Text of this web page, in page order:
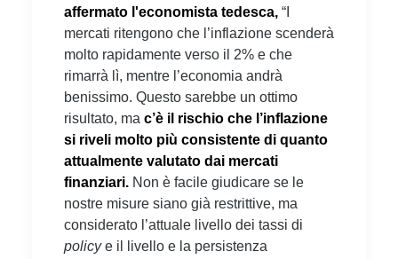
affermato l'economista tedesca, “I
mercati ritengono che l’inflazione scenderà
molto rapidamente verso il 2% e che
rimarrà lì, mentre l’economia andrà
benissimo. Questo sarebbe un ottimo
risultato, ma c’è il rischio che l’inflazione
si riveli molto più consistente di quanto
attualmente valutato dai mercati
finanziari. Non è facile giudicare se le
nostre misure siano già restrittive, ma
considerato l’attuale livello dei tassi di
policye il livello e la persistenza